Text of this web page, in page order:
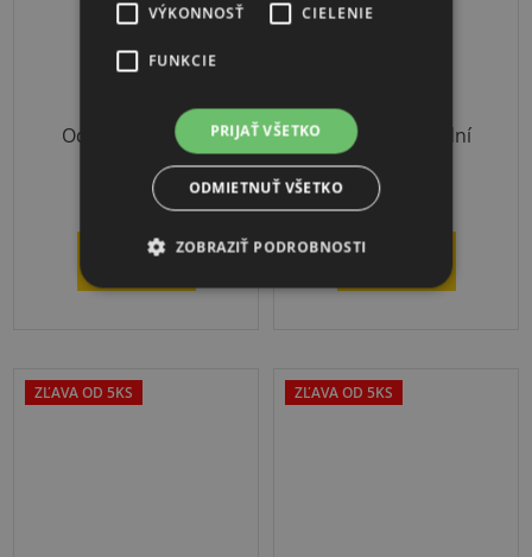
Odoslanie 14 dní
€220
DETAIL
Odoslanie 14 dní
€239,90
DETAIL
ZĽAVA OD 5KS ZĽAVA OD 5KS
VÝKONNOSŤ CIELENIE
FUNKCIE
PRIJAŤ VŠETKO
ODMIETNUŤ VŠETKO
ZOBRAZIŤ PODROBNOSTI